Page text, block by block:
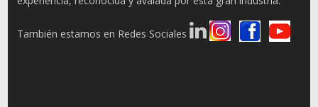
También estamos en Redes Sociales